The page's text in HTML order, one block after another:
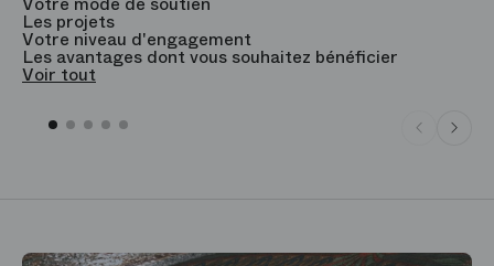
Les projets
Votre niveau d'engagement
Les avantages dont vous souhaitez bénéficier
Voir tout